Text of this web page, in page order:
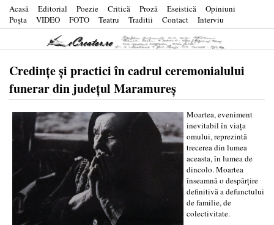
Acasă Editorial Poezie Critică Proză Eseistică
Opiniuni
Poşta
VIDEO FOTO Teatru Traditii Contact Interviu
Credinţe şi practici în cadrul ceremonialului
funerar din judeţul Maramureş
Moartea, eveniment
inevitabil în viaţa
omului, reprezintă
trecerea din lumea
aceasta, în lumea de
dincolo. Moartea
înseamnă o despărţire
definitivă a defunctului
de familie, de
colectivitate.